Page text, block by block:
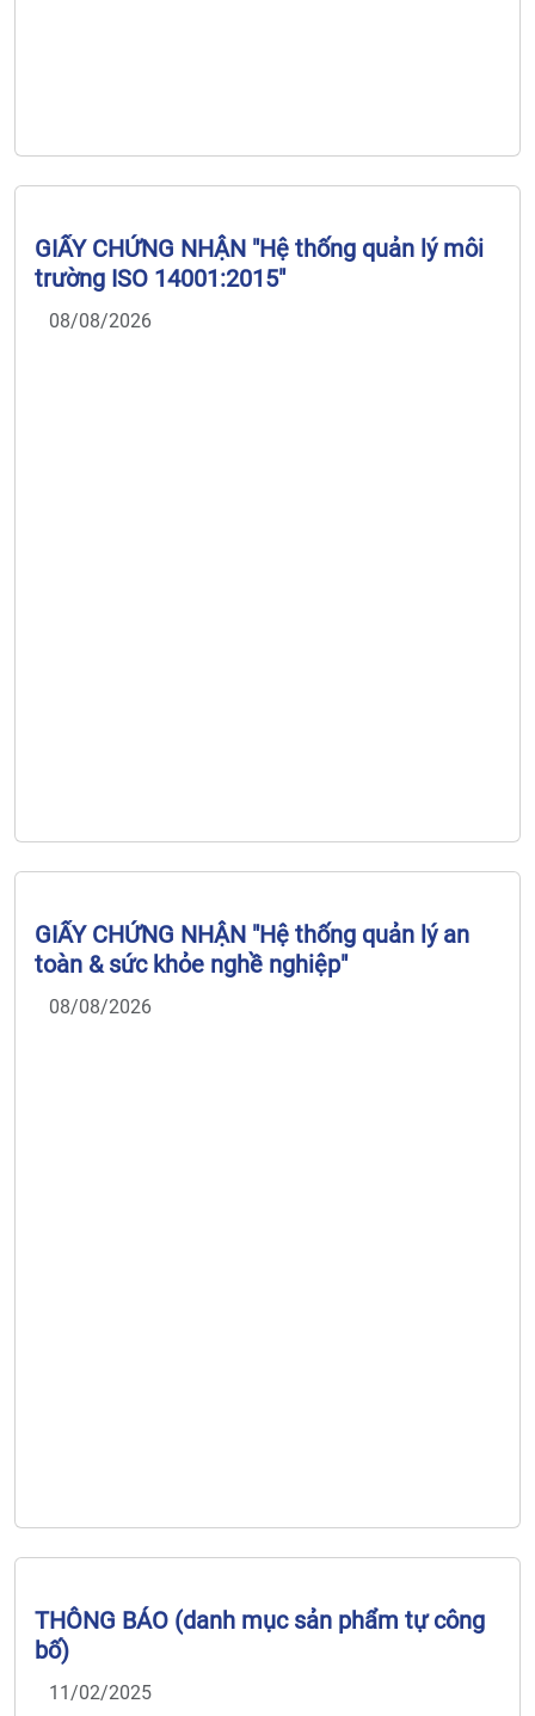
GIẤY CHỨNG NHẬN "Hệ thống quản lý môi
trường ISO 14001:2015"
08/08/2026
GIẤY CHỨNG NHẬN "Hệ thống quản lý an
toàn & sức khỏe nghề nghiệp"
08/08/2026
THÔNG BÁO (danh mục sản phẩm tự công
bố)
11/02/2025